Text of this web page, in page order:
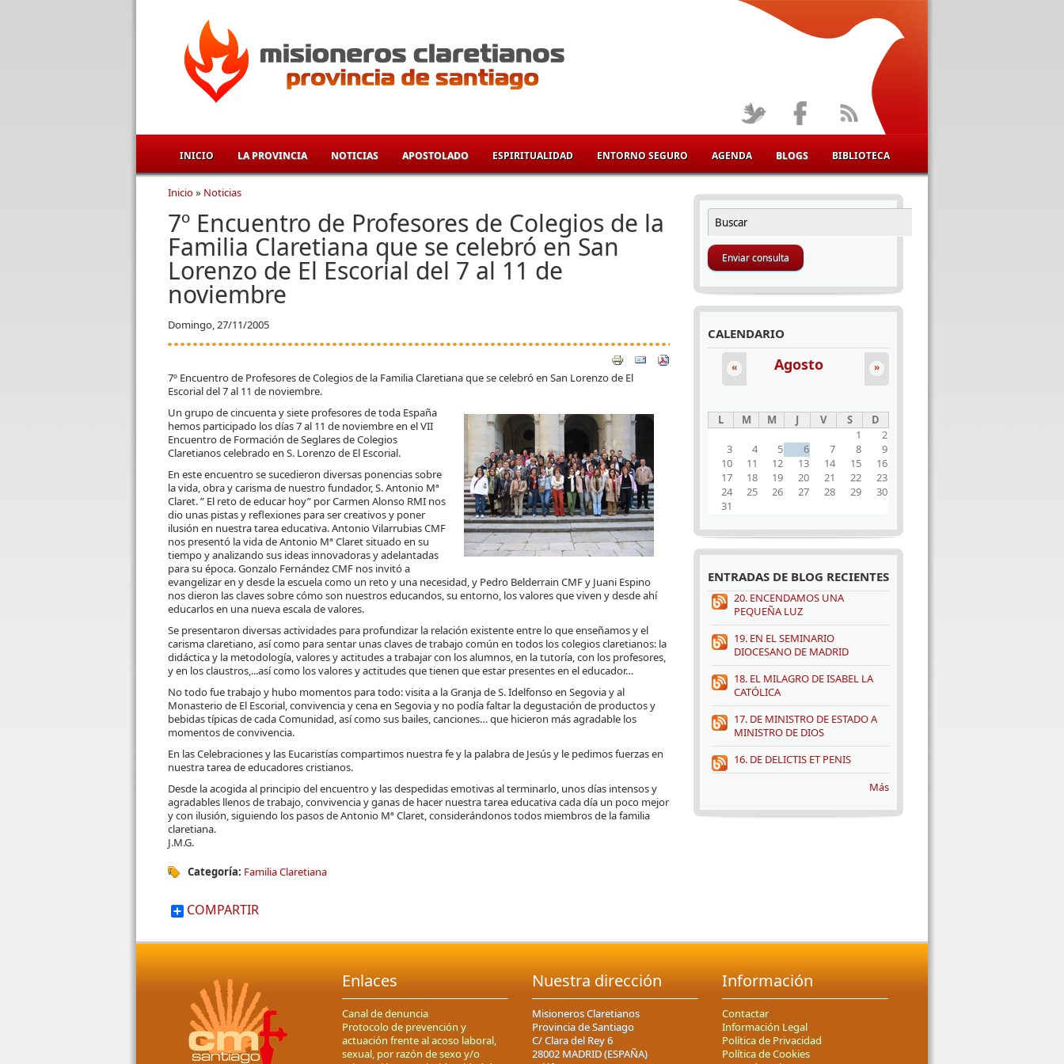
INICIO LA PROVINCIA NOTICIAS APOSTOLADO ESPIRITUALIDAD ENTORNO SEGURO AGENDA BLOGS BIBLIOTECA
Se encuentra usted aquí
Inicio» Noticias
7º Encuentro de Profesores de Colegios de la
Familia Claretiana que se celebró en San
Lorenzo de El Escorial del 7 al 11 de
noviembre
Domingo, 27/11/2005
7º Encuentro de Profesores de Colegios de la Familia Claretiana que se celebró en San Lorenzo de El
Escorial del 7 al 11 de noviembre.
Un grupo de cincuenta y siete profesores de toda España
hemos participado los días 7 al 11 de noviembre en el VII
Encuentro de Formación de Seglares de Colegios
Claretianos celebrado en S. Lorenzo de El Escorial.
En este encuentro se sucedieron diversas ponencias sobre
la vida, obra y carisma de nuestro fundador, S. Antonio Mª
Claret. ” El reto de educar hoy” por Carmen Alonso RMI nos
dio unas pistas y reflexiones para ser creativos y poner
ilusión en nuestra tarea educativa. Antonio Vilarrubias CMF
nos presentó la vida de Antonio Mª Claret situado en su
tiempo y analizando sus ideas innovadoras y adelantadas
para su época. Gonzalo Fernández CMF nos invitó a
evangelizar en y desde la escuela como un reto y una necesidad, y Pedro Belderrain CMF y Juani Espino
nos dieron las claves sobre cómo son nuestros educandos, su entorno, los valores que viven y desde ahí
educarlos en una nueva escala de valores.
Se presentaron diversas actividades para profundizar la relación existente entre lo que enseñamos y el
carisma claretiano, así como para sentar unas claves de trabajo común en todos los colegios claretianos: la
didáctica y la metodología, valores y actitudes a trabajar con los alumnos, en la tutoría, con los profesores,
y en los claustros,...así como los valores y actitudes que tienen que estar presentes en el educador…
No todo fue trabajo y hubo momentos para todo: visita a la Granja de S. Idelfonso en Segovia y al
Monasterio de El Escorial, convivencia y cena en Segovia y no podía faltar la degustación de productos y
bebidas típicas de cada Comunidad, así como sus bailes, canciones… que hicieron más agradable los
momentos de convivencia.
En las Celebraciones y las Eucaristías compartimos nuestra fe y la palabra de Jesús y le pedimos fuerzas en
nuestra tarea de educadores cristianos.
Desde la acogida al principio del encuentro y las despedidas emotivas al terminarlo, unos días intensos y
agradables llenos de trabajo, convivencia y ganas de hacer nuestra tarea educativa cada día un poco mejor
y con ilusión, siguiendo los pasos de Antonio Mª Claret, considerándonos todos miembros de la familia
claretiana.
J.M.G.
Categoría: Familia Claretiana
COMPARTIR
FORMULARIO DE BÚSQUEDA
Buscar
CALENDARIO
Agosto
« »
L M M J V S
D
1
2
3
4 5 6 7 8
9
10
11 12 13 14 15
16
17
18 19 20 21 22
23
24
25 26 27 28 29
30
31
ENTRADAS DE BLOG RECIENTES
20. ENCENDAMOS UNA
PEQUEÑA LUZ
19. EN EL SEMINARIO
DIOCESANO DE MADRID
18. EL MILAGRO DE ISABEL LA
CATÓLICA
17. DE MINISTRO DE ESTADO A
MINISTRO DE DIOS
16. DE DELICTIS ET PENIS
Más
Enlaces
Canal de denuncia
Protocolo de prevención y
actuación frente al acoso laboral,
sexual, por razón de sexo y/o
Nuestra dirección
Misioneros Claretianos
Provincia de Santiago
C/ Clara del Rey 6
28002 MADRID (ESPAÑA)
Información
Contactar
Información Legal
Política de Privacidad
Política de Cookies